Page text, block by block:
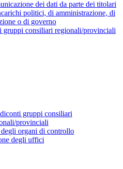
dei dati da parte dei titolari
politici, di amministrazione, di
o di governo
gruppi consiliari regionali/provinciali
gruppi consiliari
provinciali
organi di controllo
degli uffici